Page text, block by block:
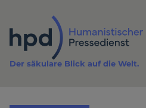
Inhalt
Der säkulare Blick auf die Welt.